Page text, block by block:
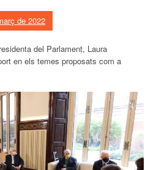
de 2022
del Parlament, Laura
en els temes proposats com a